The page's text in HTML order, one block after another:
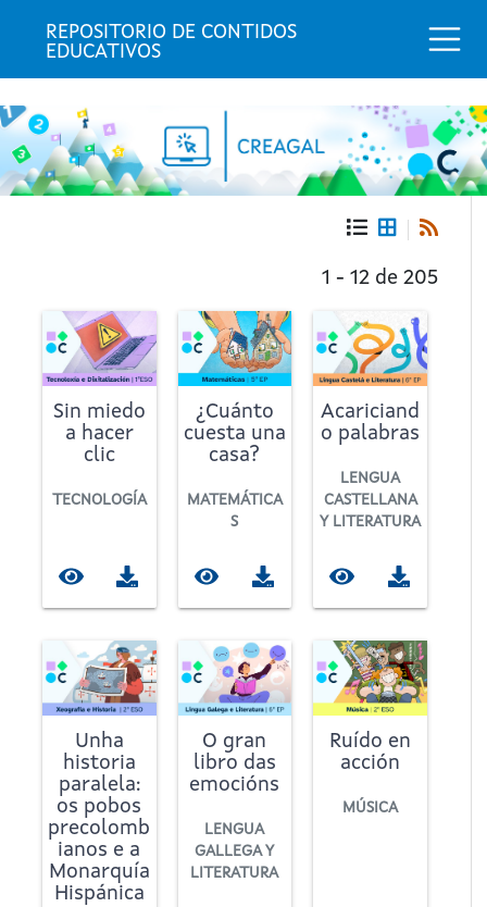
REPOSITORIO DE CONTIDOS
EDUCATIVOS
de
contidos
educativos
1 - 12 de 205
Sin miedo
a hacer
clic
TECNOLOGÍA
¿Cuánto
cuesta una
casa?
MATEMÁTICA
S
Acariciand
o palabras
LENGUA
CASTELLANA
Y LITERATURA
Unha
historia
paralela:
os pobos
precolomb
ianos e a
Monarquía
Hispánica
O gran
libro das
emocións
LENGUA
GALLEGA Y
LITERATURA
Ruído en
acción
MÚSICA